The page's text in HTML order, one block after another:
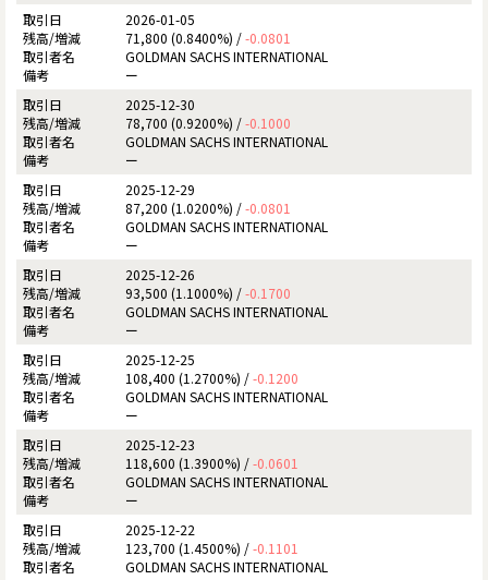
2026-01-05
71,800 (0.8400%) /-0.0801
GOLDMAN SACHS INTERNATIONAL
ー
2025-12-30
78,700 (0.9200%) /-0.1000
GOLDMAN SACHS INTERNATIONAL
ー
2025-12-29
87,200 (1.0200%) /-0.0801
GOLDMAN SACHS INTERNATIONAL
ー
2025-12-26
93,500 (1.1000%) /-0.1700
GOLDMAN SACHS INTERNATIONAL
ー
2025-12-25
108,400 (1.2700%) /-0.1200
GOLDMAN SACHS INTERNATIONAL
ー
2025-12-23
118,600 (1.3900%) /-0.0601
GOLDMAN SACHS INTERNATIONAL
ー
2025-12-22
123,700 (1.4500%) /-0.1101
GOLDMAN SACHS INTERNATIONAL